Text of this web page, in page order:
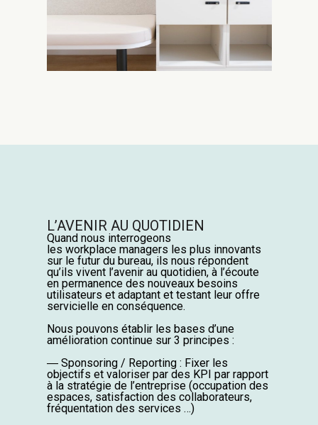
L’AVENIR AU QUOTIDIEN
Quand nous interrogeons
les workplacemanagers les plus innovants
sur le futur du bureau, ils nous répondent
qu’ils vivent l’avenir au quotidien, à l’écoute
en permanence des nouveaux besoins
utilisateurs et adaptant et testant leur offre
servicielle en conséquence.
Nous pouvons établir les bases d’une
amélioration continue sur 3 principes :
― Sponsoring / Reporting : Fixer les
objectifs et valoriser par des KPI par rapport
à la stratégie de l’entreprise (occupation des
espaces, satisfaction des collaborateurs,
fréquentation des services …)